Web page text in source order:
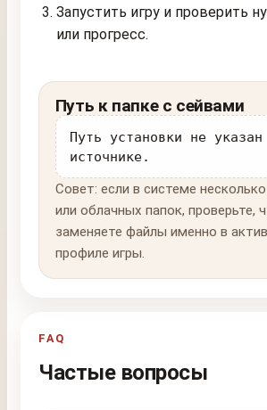
Запустить игру и проверить
или прогресс.
Путь к папке с сейвами
Путь установки не
источнике.
Совет: если в системе
или облачных папок, проверьте,
заменяете файлы именно в
профиле игры.
FAQ
Частые вопросы